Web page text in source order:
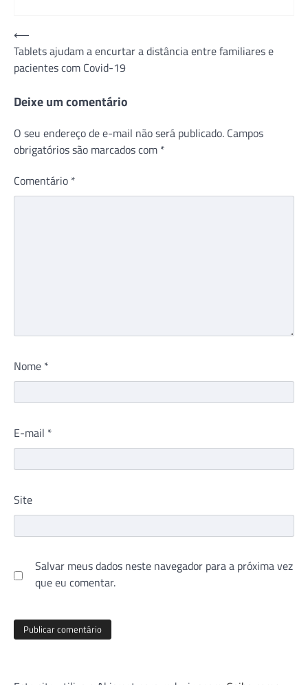
Navegação
de
Post
⟵
Tablets ajudam a encurtar a distância entre familiares e
pacientes com Covid-19
Deixe um comentário
O seu endereço de e-mail não será publicado. Campos
obrigatórios são marcados com *
Comentário *
Nome *
E-mail *
Site
Salvar meus dados neste navegador para a próxima vez
que eu comentar.